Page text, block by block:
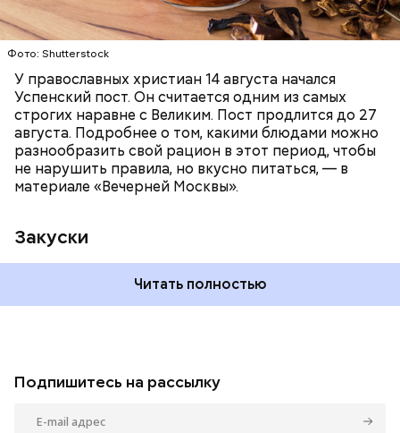
Фото: Shutterstock
У православных христиан 14 августа начался
Успенский пост. Он считается одним из самых
строгих наравне с Великим. Пост продлится до 27
августа. Подробнее о том, какими блюдами можно
разнообразить свой рацион в этот период, чтобы
не нарушить правила, но вкусно питаться, — в
материале «Вечерней Москвы».
Закуски
Читать полностью
Подпишитесь на рассылку